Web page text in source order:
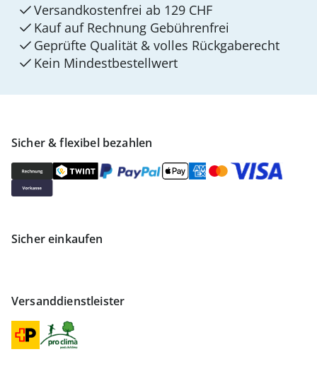
Sicher & flexibel bezahlen
Sicher einkaufen
Versanddienstleister
Versandkostenfrei ab 129 CHF
Kauf auf Rechnung Gebührenfrei
Geprüfte Qualität & volles Rückgaberecht
Kein Mindest­bestellwert